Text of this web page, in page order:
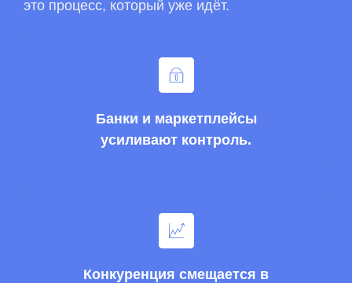
Банки и маркетплейсы
усиливают контроль.
Конкуренция смещается в
это процесс, который уже идёт.